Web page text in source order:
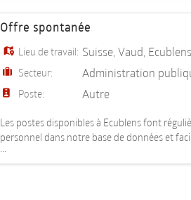
Offre spontanée
Lieu de travail: Suisse ,Vaud Ecublens
Secteur: Administration
Poste: Autre
Les postes disponibles à Ecublens font
personnel dans notre base de données et
toutes vos pièces jointes.
...